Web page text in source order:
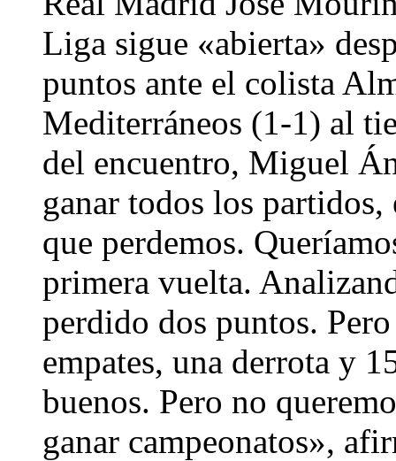
Liga sigue «abierta»
puntos ante el colista
Mediterráneos (1-1) al
del encuentro, Miguel
ganar todos los
que perdemos.
primera vuelta.
perdido dos puntos.
empates, una derrota y
buenos. Pero no
ganar campeonatos»,